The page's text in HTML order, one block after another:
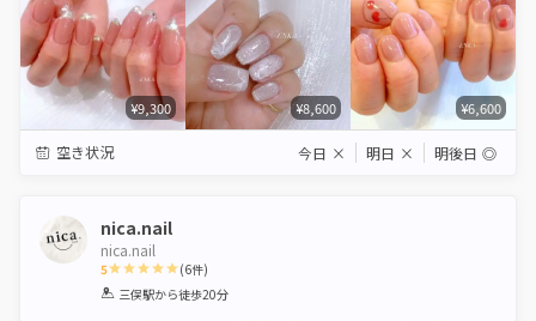
¥9,300 ¥8,600 ¥6,600
空き状況 今日 × 明日 × 明後日 ◎
nica.nail
nica.nail
5
1 2 3 4 5
(6件)
三俣駅から徒歩20分